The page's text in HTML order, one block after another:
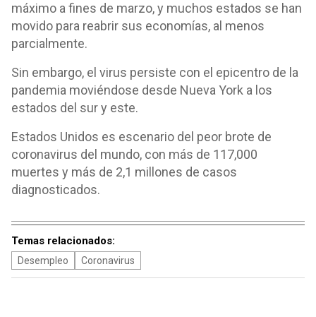
máximo a fines de marzo, y muchos estados se han
movido para reabrir sus economías, al menos
parcialmente.
Sin embargo, el virus persiste con el epicentro de la
pandemia moviéndose desde Nueva York a los
estados del sur y este.
Estados Unidos es escenario del peor brote de
coronavirus del mundo, con más de 117,000
muertes y más de 2,1 millones de casos
diagnosticados.
Temas relacionados:
Desempleo Coronavirus